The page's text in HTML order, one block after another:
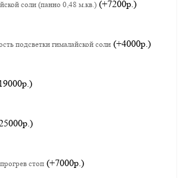
соли (панно 0,48 м.кв.)(+7200р.)
подсветки гималайской соли(+4000р.)
стоп(+7000р.)